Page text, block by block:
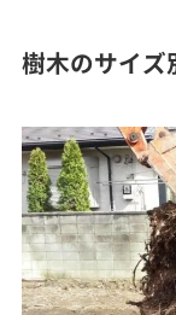
樹木のサイズ